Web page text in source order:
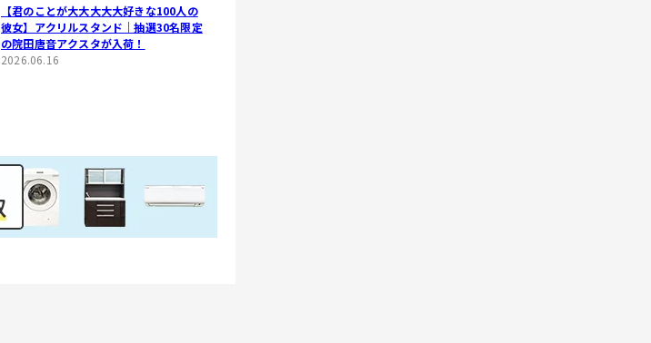
【君のことが大大大大大好きな100人の
彼女】アクリルスタンド｜抽選30名限定
の院田唐音アクスタが入荷！
2026.06.16